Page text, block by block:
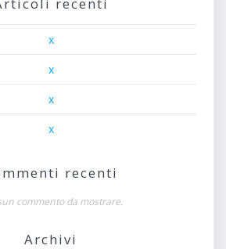
x
x
x
x
recenti
commento da mostrare.
Archivi